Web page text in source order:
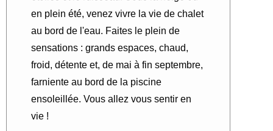
en plein été, venez vivre la vie de chalet
au bord de l'eau. Faites le plein de
sensations : grands espaces, chaud,
froid, détente et, de mai à fin septembre,
farniente au bord de la piscine
ensoleillée. Vous allez vous sentir en
vie !